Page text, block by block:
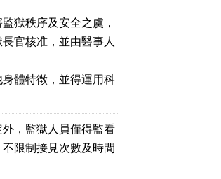
獄秩序及安全之虞，
官核准，並由醫事人
體特徵，並得運用科
，監獄人員僅得監看
限制接見次數及時間